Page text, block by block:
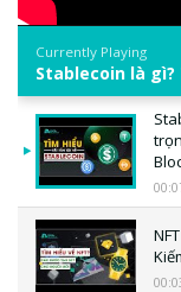
Currently Playing